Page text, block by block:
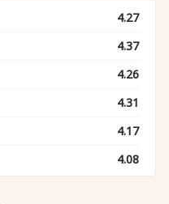
4.27
4.37
4.26
4.31
4.17
4.08